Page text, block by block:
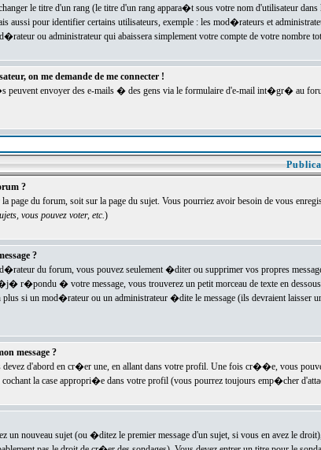
le titre d'un rang (le titre d'un rang appara�t sous votre nom d'utilisateur
aussi pour identifier certains utilisateurs, exemple : les mod�rateurs et
ou administrateur qui abaissera simplement votre compte de votre nombre
on me demande de me connecter !
envoyer des e-mails � des gens via le formulaire d'e-mail int�gr� au
?
page du forum, soit sur la page du sujet. Vous pourriez avoir besoin de vous
vous pouvez voter, etc.)
?
du forum, vous pouvez seulement �diter ou supprimer vos propres
r�pondu � votre message, vous trouverez un petit morceau de texte en
si un mod�rateur ou un administrateur �dite le message (ils devraient laisser
message ?
devez d'abord en cr�er une, en allant dans votre profil. Une fois cr��e, vous
la case appropri�e dans votre profil (vous pourrez toujours emp�cher
un nouveau sujet (ou �ditez le premier message d'un sujet, si vous en avez le